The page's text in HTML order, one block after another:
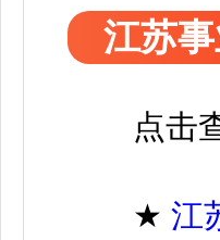
江苏
点击
★ 江